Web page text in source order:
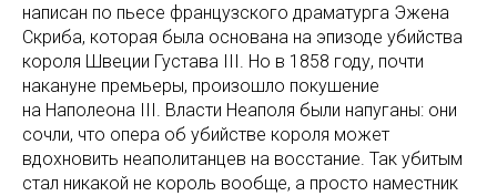
написан по пьесе французского драматурга Эжена
Скриба, которая была основана на эпизоде убийства
короля Швеции Густава III. Но в 1858 году, почти
накануне премьеры, произошло покушение
на Наполеона III. Власти Неаполя были напуганы: они
сочли, что опера об убийстве короля может
вдохновить неаполитанцев на восстание. Так убитым
стал никакой не король вообще, а просто наместник